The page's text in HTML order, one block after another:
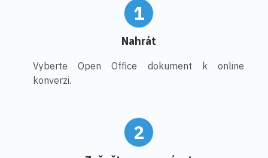
1
Nahrát
Vyberte Open Office dokument k online
konverzi.
2